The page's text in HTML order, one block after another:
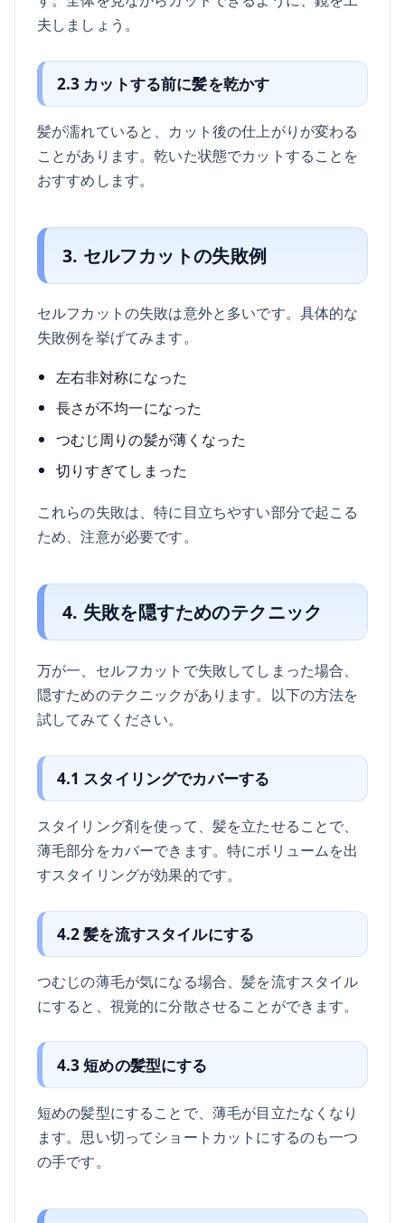
夫しましょう。
2.3 カットする前に髪を乾かす
髪が濡れていると、カット後の仕上がりが変わる
ことがあります。乾いた状態でカットすることを
おすすめします。
3. セルフカットの失敗例
セルフカットの失敗は意外と多いです。具体的な
失敗例を挙げてみます。
左右非対称になった
長さが不均一になった
つむじ周りの髪が薄くなった
切りすぎてしまった
これらの失敗は、特に目立ちやすい部分で起こる
ため、注意が必要です。
4. 失敗を隠すためのテクニック
万が一、セルフカットで失敗してしまった場合、
隠すためのテクニックがあります。以下の方法を
試してみてください。
4.1 スタイリングでカバーする
スタイリング剤を使って、髪を立たせることで、
薄毛部分をカバーできます。特にボリュームを出
すスタイリングが効果的です。
4.2 髪を流すスタイルにする
つむじの薄毛が気になる場合、髪を流すスタイル
にすると、視覚的に分散させることができます。
4.3 短めの髪型にする
短めの髪型にすることで、薄毛が目立たなくなり
ます。思い切ってショートカットにするのも一つ
の手です。